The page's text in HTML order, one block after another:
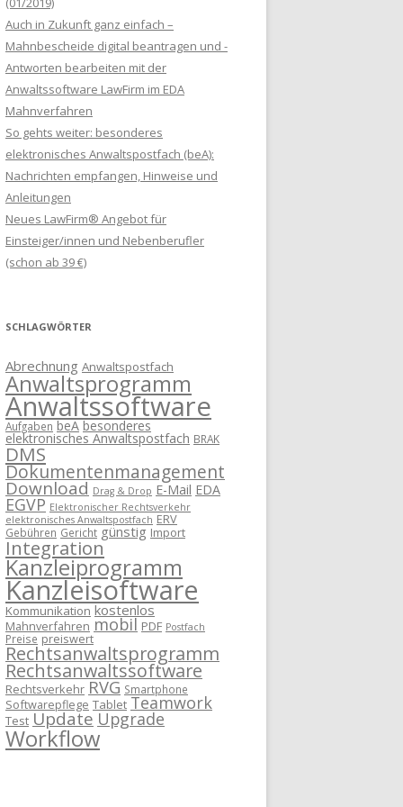
Auch in Zukunft ganz einfach –
Mahnbescheide digital beantragen und -
Antworten bearbeiten mit der
Anwaltssoftware LawFirm im EDA
Mahnverfahren
So gehts weiter: besonderes
elektronisches Anwaltspostfach (beA):
Nachrichten empfangen, Hinweise und
Anleitungen
Neues LawFirm® Angebot für
Einsteiger/innen und Nebenberufler
(schon ab 39 €)
SCHLAGWÖRTER
Abrechnung Anwaltspostfach
Anwaltsprogramm
Anwaltssoftware
Aufgaben beA besonderes
elektronisches Anwaltspostfach BRAK
DMS
Dokumentenmanagement
Download Drag & Drop E-Mail EDA
EGVP Elektronischer Rechtsverkehr
elektronisches Anwaltspostfach ERV
Gebühren Gericht günstig Import
Integration
Kanzleiprogramm
Kanzleisoftware
Kommunikation kostenlos
Mahnverfahren mobil PDF Postfach
Preise preiswert
Rechtsanwaltsprogramm
Rechtsanwaltssoftware
Rechtsverkehr RVG Smartphone
Softwarepflege Tablet Teamwork
Test Update Upgrade
Workflow